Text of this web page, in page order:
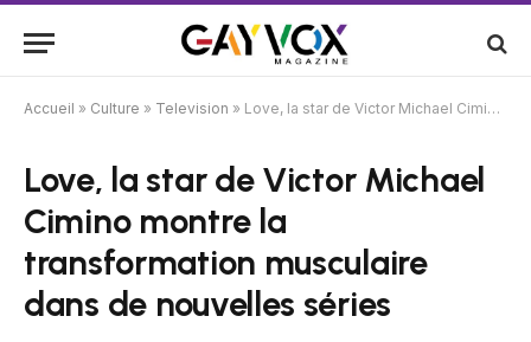
Accueil » Culture » Television » Love, la star de Victor Michael Cimino montre la transformation musculaire dans de nouvelles séries
Love, la star de Victor Michael
Cimino montre la
transformation musculaire
dans de nouvelles séries